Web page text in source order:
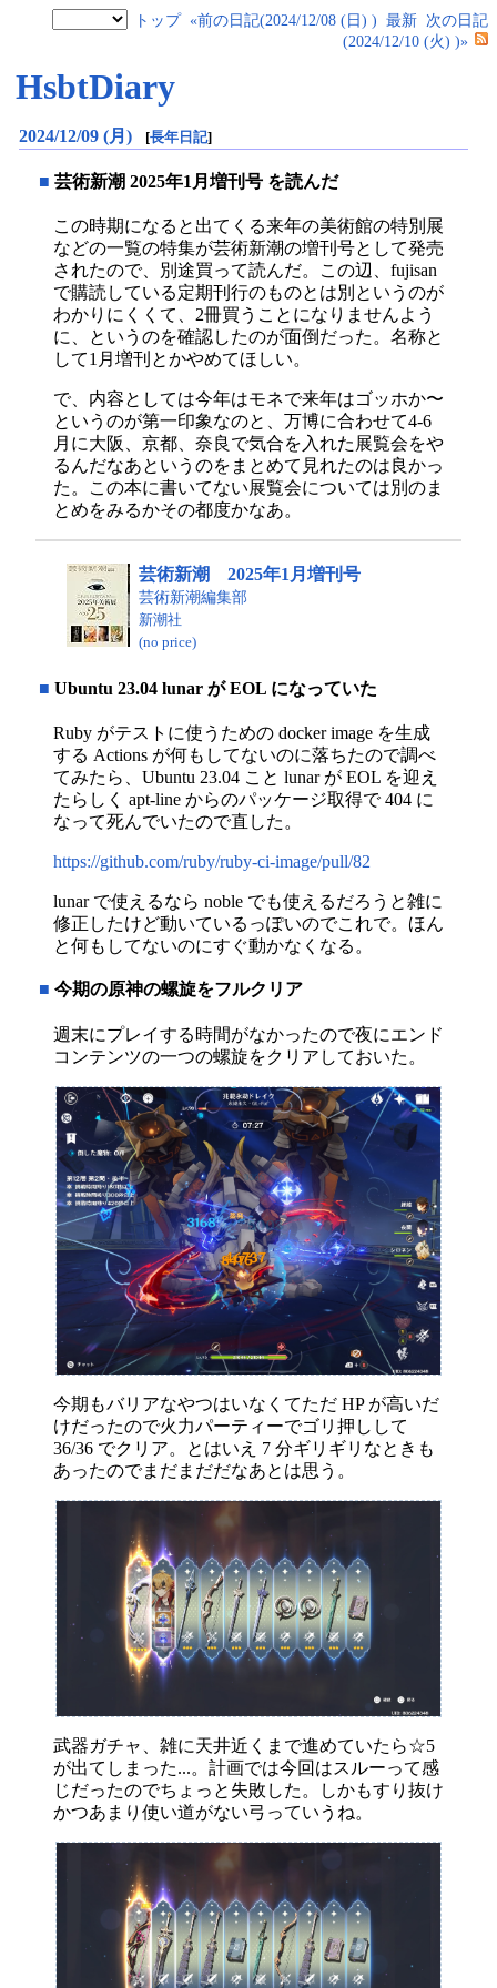
トップ «前の日記(2024/12/08 (日) ) 最新 次の日記
(2024/12/10 (火) )»
HsbtDiary
2024/12/09 (月) [長年日記]
■ 芸術新潮 2025年1月増刊号 を読んだ
この時期になると出てくる来年の美術館の特別展
などの一覧の特集が芸術新潮の増刊号として発売
されたので、別途買って読んだ。この辺、fujisan
で購読している定期刊行のものとは別というのが
わかりにくくて、2冊買うことになりませんよう
に、というのを確認したのが面倒だった。名称と
して1月増刊とかやめてほしい。
で、内容としては今年はモネで来年はゴッホか〜
というのが第一印象なのと、万博に合わせて4-6
月に大阪、京都、奈良で気合を入れた展覧会をや
るんだなあというのをまとめて見れたのは良かっ
た。この本に書いてない展覧会については別のま
とめをみるかその都度かなあ。
芸術新潮 2025年1月増刊号
芸術新潮編集部
新潮社
(no price)
■ Ubuntu 23.04 lunar が EOL になっていた
Ruby がテストに使うための docker image を生成
する Actions が何もしてないのに落ちたので調べ
てみたら、Ubuntu 23.04 こと lunar が EOL を迎え
たらしく apt-line からのパッケージ取得で 404 に
なって死んでいたので直した。
https://github.com/ruby/ruby-ci-image/pull/82
lunar で使えるなら noble でも使えるだろうと雑に
修正したけど動いているっぽいのでこれで。ほん
と何もしてないのにすぐ動かなくなる。
■ 今期の原神の螺旋をフルクリア
週末にプレイする時間がなかったので夜にエンド
コンテンツの一つの螺旋をクリアしておいた。
今期もバリアなやつはいなくてただ HP が高いだ
けだったので火力パーティーでゴリ押しして
36/36 でクリア。とはいえ 7 分ギリギリなときも
あったのでまだまだだなあとは思う。
武器ガチャ、雑に天井近くまで進めていたら☆5
が出てしまった...。計画では今回はスルーって感
じだったのでちょっと失敗した。しかもすり抜け
かつあまり使い道がない弓っていうね。